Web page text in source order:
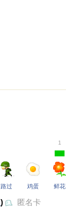
路过 鸡蛋
1
鲜花
) 匿名卡